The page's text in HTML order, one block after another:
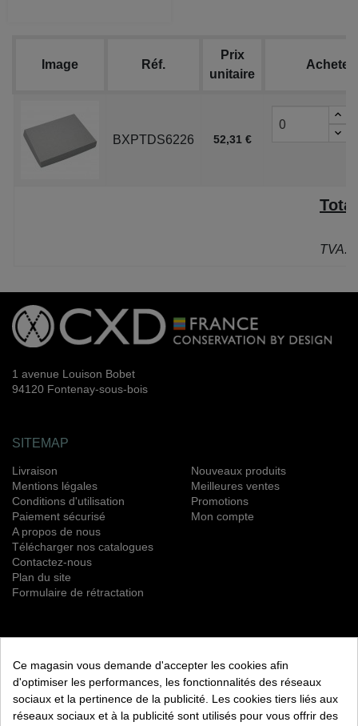
Image Réf.
Prix
unitaire
Acheter
BXPTDS6226 52,31 €
Total
TVA:
1 avenue Louison Bobet
94120 Fontenay-sous-bois
SITEMAP
Livraison
Mentions légales
Conditions d'utilisation
Paiement sécurisé
A propos de nous
Télécharger nos catalogues
Contactez-nous
Plan du site
Formulaire de rétractation
Nouveaux produits
Meilleures ventes
Promotions
Mon compte
S’ABONNER
Vous pouvez vous désinscrire à tout moment. Vous trouverez
pour cela nos informations de contact dans les conditions
Ce magasin vous demande d'accepter les cookies afin
d'optimiser les performances, les fonctionnalités des réseaux
sociaux et la pertinence de la publicité. Les cookies tiers liés aux
réseaux sociaux et à la publicité sont utilisés pour vous offrir des